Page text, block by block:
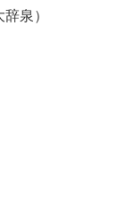
泉）